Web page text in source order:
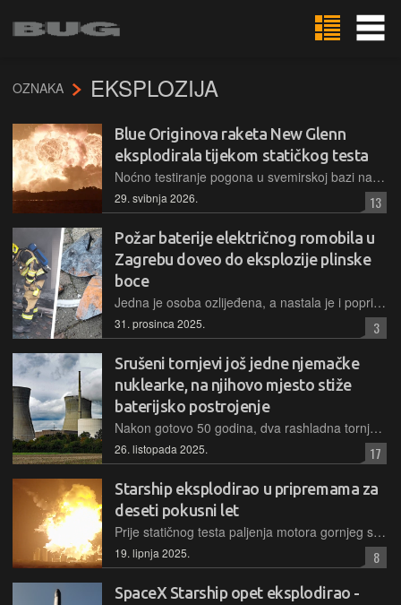
OZNAKA EKSPLOZIJA
Blue Originova raketa New Glenn
eksplodirala tijekom statičkog testa
Noćno testiranje pogona u svemirskoj bazi na Floridi dovelo je do ogromne spektakularne eksplozije orbitalne rakete, što je proizvelo ogromnu štetu na lansirnoj rampi i oko nje, srećom bez stradalih
29. svibnja 2026. 13
Požar baterije električnog romobila u
Zagrebu doveo do eksplozije plinske
boce
Jedna je osoba ozlijeđena, a nastala je i poprilična materijalna šteta kad je, nakon zapaljenja baterije električnog romobila u jednoj garaži, došlo do eksplozije blizu smještene plinske boce
31. prosinca 2025. 3
Srušeni tornjevi još jedne njemačke
nuklearke, na njihovo mjesto stiže
baterijsko postrojenje
Nakon gotovo 50 godina, dva rashladna tornja nekadašnje nuklearke, koja je proizvodila četvrtinu struje u Bavarskoj, srušena su kako bi se napravilo mjesta za postrojenje za skladištenje energije
26. listopada 2025. 17
Starship eksplodirao u pripremama za
deseti pokusni let
Prije statičnog testa paljenja motora gornjeg stupnja Starshipa, tijekom upumpavanja goriva, došlo je do velike eksplozije koja je uništila još jednu pokusnu svemirsku raketu SpaceX-a
19. lipnja 2025. 8
SpaceX Starship opet eksplodirao -